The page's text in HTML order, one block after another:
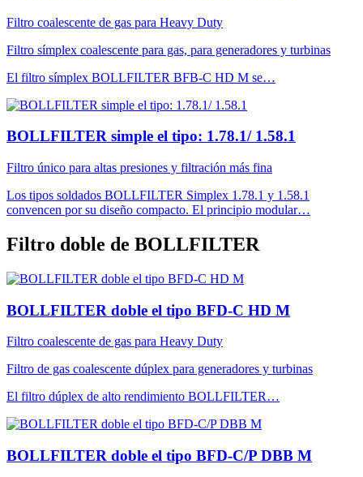
Filtro coalescente de gas para Heavy Duty
Filtro símplex coalescente para gas, para generadores y turbinas
El filtro símplex BOLLFILTER BFB-C HD M se…
BOLLFILTER simple el tipo: 1.78.1/ 1.58.1
Filtro único para altas presiones y filtración más fina
Los tipos soldados BOLLFILTER Simplex 1.78.1 y 1.58.1
convencen por su diseño compacto. El principio modular…
Filtro doble de BOLLFILTER
BOLLFILTER doble el tipo BFD-C HD M
Filtro coalescente de gas para Heavy Duty
Filtro de gas coalescente dúplex para generadores y turbinas
El filtro dúplex de alto rendimiento BOLLFILTER…
BOLLFILTER doble el tipo BFD-C/P DBB M